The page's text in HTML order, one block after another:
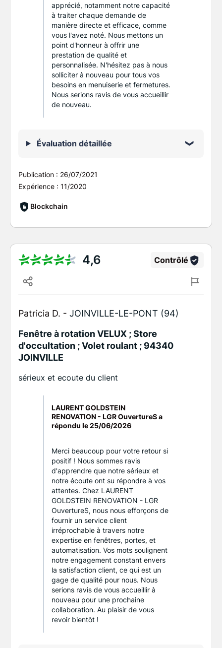
apprécié, notamment notre capacité
à traiter chaque demande de
manière directe et efficace, comme
vous l'avez noté. Nous mettons un
point d'honneur à offrir une
prestation de qualité et
personnalisée. N'hésitez pas à nous
solliciter à nouveau pour tous vos
besoins en menuiserie et fermetures.
Nous serions ravis de vous accueillir
de nouveau.
Évaluation détaillée
Publication : 26/07/2021
Expérience : 11/2020
Blockchain
4,6 Contrôlé
Patricia D. - JOINVILLE-LE-PONT (94)
Fenêtre à rotation VELUX ; Store
d'occultation ; Volet roulant ; 94340
JOINVILLE
sérieux et ecoute du client
LAURENT GOLDSTEIN
RENOVATION - LGR OuvertureS a
répondu le25/06/2026
Merci beaucoup pour votre retour si
positif ! Nous sommes ravis
d'apprendre que notre sérieux et
notre écoute ont su répondre à vos
attentes. Chez LAURENT
GOLDSTEIN RENOVATION - LGR
OuvertureS, nous nous efforçons de
fournir un service client
irréprochable à travers notre
expertise en fenêtres, portes, et
automatisation. Vos mots soulignent
notre engagement constant envers
la satisfaction client, ce qui est un
gage de qualité pour nous. Nous
serions ravis de vous accueillir à
nouveau pour une prochaine
collaboration. Au plaisir de vous
revoir bientôt !